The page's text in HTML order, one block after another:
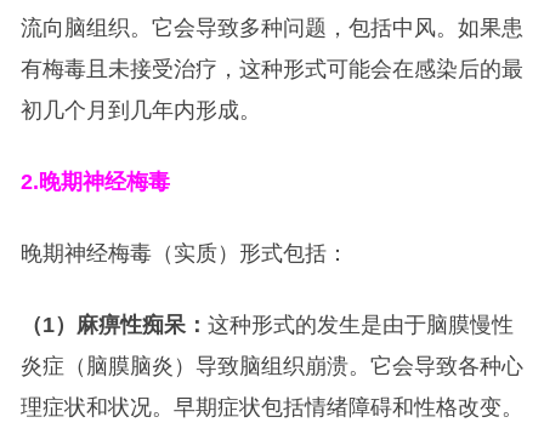
流向脑组织。它会导致多种问题，包括中风。如果患
有梅毒且未接受治疗，这种形式可能会在感染后的最
初几个月到几年内形成。
2. 晚期神经梅毒
晚期神经梅毒（实质）形式包括：
（1）麻痹性痴呆： 这种形式的发生是由于脑膜慢性
炎症（脑膜脑炎）导致脑组织崩溃。它会导致各种心
理症状和状况。早期症状包括情绪障碍和性格改变。